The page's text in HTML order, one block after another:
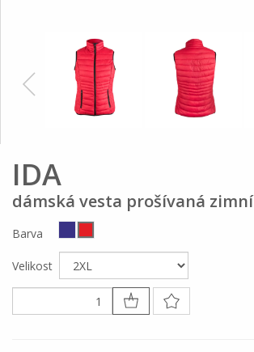
IDA
dámská vesta prošívaná zimní
Barva
Velikost